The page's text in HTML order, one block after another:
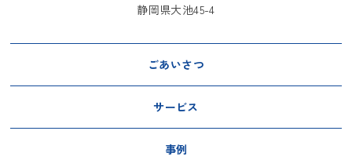
静岡県大池45-4
ごあいさつ
サービス
事例